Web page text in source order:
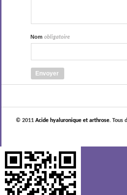
Nomobligatoire
© 2011Acide hyaluronique et arthrose. Tous